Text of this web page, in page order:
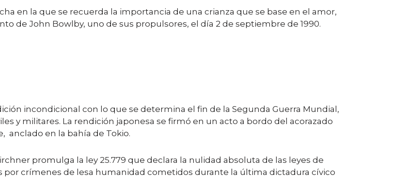
en la que se recuerda la importancia de una crianza que se base en el amor,
de John Bowlby, uno de sus propulsores, el día 2 de septiembre de 1990.
incondicional con lo que se determina el fin de la Segunda Guerra Mundial,
y militares. La rendición japonesa se firmó en un acto a bordo del acorazado
anclado en la bahía de Tokio.
promulga la ley 25.779 que declara la nulidad absoluta de las leyes de
por crímenes de lesa humanidad cometidos durante la última dictadura cívico